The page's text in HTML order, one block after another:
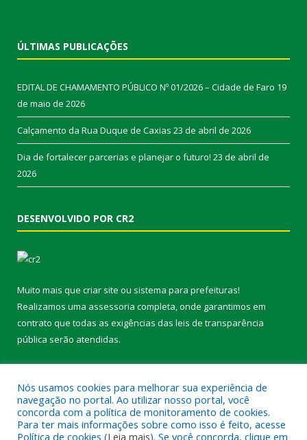
ÚLTIMAS PUBLICAÇÕES
EDITAL DE CHAMAMENTO PÚBLICO Nº 01/2026 – Cidade de Faro 19
de maio de 2026
Calçamento da Rua Duque de Caxias 23 de abril de 2026
Dia de fortalecer parcerias e planejar o futuro! 23 de abril de
2026
DESENVOLVIDO POR CR2
Muito mais que criar site ou sistema para prefeituras!
Realizamos uma assessoria completa, onde garantimos em
contrato que todas as exigências das leis de transparência
pública serão atendidas.
Nós usamos cookies para melhorar sua experiência de
navegação no portal. Ao utilizar nosso portal, você
concorda com a política de monitoramento de cookies.
Para ter mais informações sobre como isso é feito, acesse
Política de cookies (Leia mais). Se você concorda, clique em